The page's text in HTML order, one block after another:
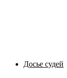
Досье судей